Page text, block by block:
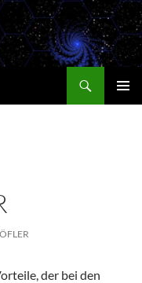
der bei den